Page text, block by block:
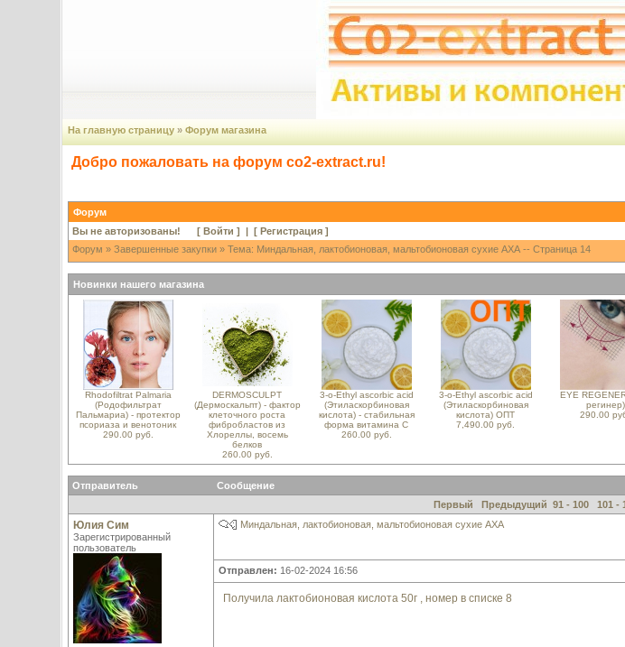
На главную страницу» Форум магазина
Добро пожаловать на форум co2-extract.ru!
Форум
Вы не авторизованы! [ Войти ] | [ Регистрация]
Форум » Завершенные закупки» Тема: Миндальная, лактобионовая, мальтобионовая сухие АХА -- Страница 14
Новинки нашего магазина
Rhodofiltrat Palmaria
(Родофильтрат
Пальмариа) - протектор
псориаза и венотоник
290.00 руб.
DERMOSCULPT
(Дермоскальпт) - фактор
клеточного роста
фибробластов из
Хлореллы, восемь
белков
260.00 руб.
3-o-Ethyl ascorbic acid
(Этиласкорбиновая
кислота) - стабильная
форма витамина С
260.00 руб.
3-o-Ethyl ascorbic acid
(Этиласкорбиновая
кислота) ОПТ
7,490.00 руб.
EYE
регинер)
290.00
Отправитель
Сообщение
Первый
Предыдущий 91 - 100 101 -
Юлия Сим
Зарегистрированный
пользователь
Миндальная, лактобионовая, мальтобионовая сухие АХА
Отправлен: 16-02-2024 16:56
Получила лактобионовая кислота 50г , номер в списке 8